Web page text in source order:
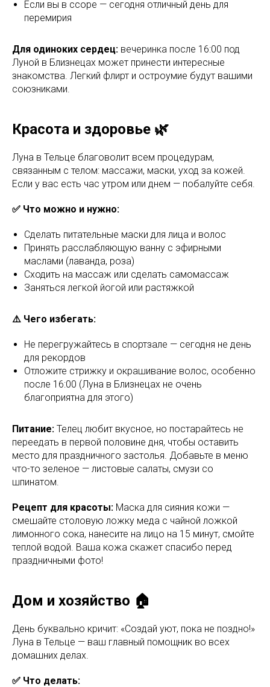
Если вы в ссоре — сегодня отличный день для
перемирия
Для одиноких сердец: вечеринка после 16:00 под
Луной в Близнецах может принести интересные
знакомства. Легкий флирт и остроумие будут вашими
союзниками.
Красота и здоровье 🌿
Луна в Тельце благоволит всем процедурам,
связанным с телом: массажи, маски, уход за кожей.
Если у вас есть час утром или днем — побалуйте себя.
✅ Что можно и нужно:
Сделать питательные маски для лица и волос
Принять расслабляющую ванну с эфирными
маслами (лаванда, роза)
Сходить на массаж или сделать самомассаж
Заняться легкой йогой или растяжкой
⚠️ Чего избегать:
Не перегружайтесь в спортзале — сегодня не день
для рекордов
Отложите стрижку и окрашивание волос, особенно
после 16:00 (Луна в Близнецах не очень
благоприятна для этого)
Питание: Телец любит вкусное, но постарайтесь не
переедать в первой половине дня, чтобы оставить
место для праздничного застолья. Добавьте в меню
что-то зеленое — листовые салаты, смузи со
шпинатом.
Рецепт для красоты: Маска для сияния кожи —
смешайте столовую ложку меда с чайной ложкой
лимонного сока, нанесите на лицо на 15 минут, смойте
теплой водой. Ваша кожа скажет спасибо перед
праздничными фото!
Дом и хозяйство 🏠
День буквально кричит: «Создай уют, пока не поздно!»
Луна в Тельце — ваш главный помощник во всех
домашних делах.
✅ Что делать: